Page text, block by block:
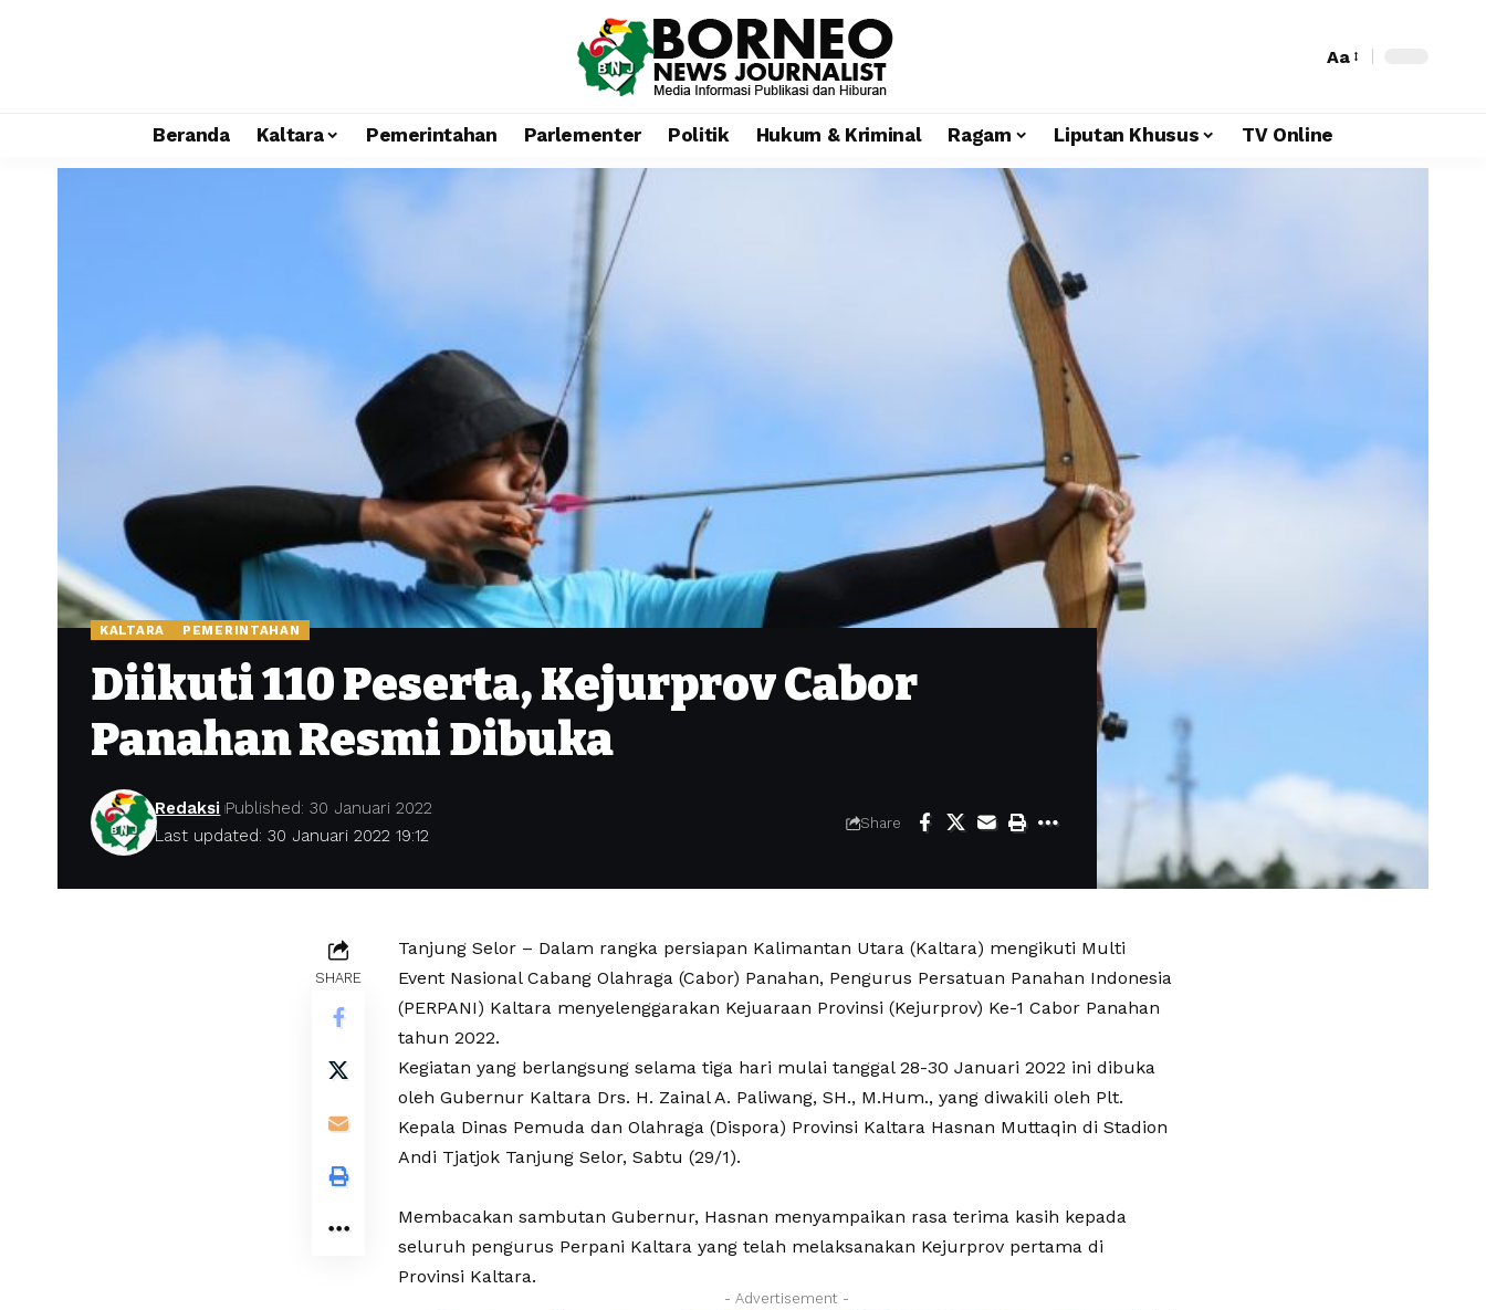
Aa
Beranda Kaltara Pemerintahan Parlementer Politik Hukum & Kriminal Ragam Liputan Khusus TV Online
KALTARA PEMERINTAHAN
Diikuti 110 Peserta, Kejurprov Cabor
Panahan Resmi Dibuka
Last updated: 30 Januari 2022 19:12
Redaksi Published: 30 Januari 2022
Share
SHARE
Tanjung Selor – Dalam rangka persiapan Kalimantan Utara (Kaltara) mengikuti Multi
Event Nasional Cabang Olahraga (Cabor) Panahan, Pengurus Persatuan Panahan Indonesia
(PERPANI) Kaltara menyelenggarakan Kejuaraan Provinsi (Kejurprov) Ke-1 Cabor Panahan
tahun 2022.
Kegiatan yang berlangsung selama tiga hari mulai tanggal 28-30 Januari 2022 ini dibuka
oleh Gubernur Kaltara Drs. H. Zainal A. Paliwang, SH., M.Hum., yang diwakili oleh Plt.
Kepala Dinas Pemuda dan Olahraga (Dispora) Provinsi Kaltara Hasnan Muttaqin di Stadion
Andi Tjatjok Tanjung Selor, Sabtu (29/1).
Membacakan sambutan Gubernur, Hasnan menyampaikan rasa terima kasih kepada
seluruh pengurus Perpani Kaltara yang telah melaksanakan Kejurprov pertama di
Provinsi Kaltara.
- Advertisement -